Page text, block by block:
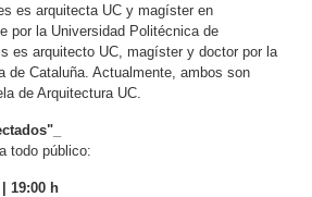
es arquitecta UC y magíster en
por la Universidad Politécnica de
es arquitecto UC, magíster y doctor por la
de Cataluña. Actualmente, ambos son
de Arquitectura UC.
todo público:
19:00 h